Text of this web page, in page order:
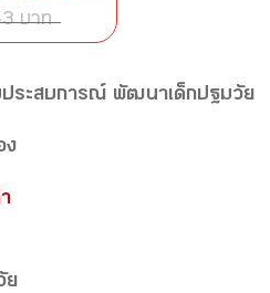
บาท
ประสบการณ์ พัฒนาเด็กปฐมวัย
ง
ย